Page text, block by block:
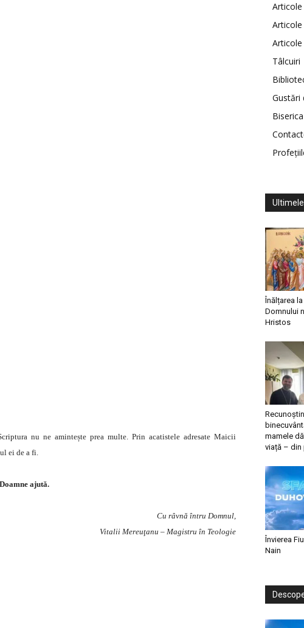
nu ne amintește prea multe. Prin acatistele adresate Maicii
ei de a fi.
Doamne ajută.
Cu râvnă întru Domnul,
Vitalii Mereuţanu – Magistru în Teologie
Tâlcuiri
Gustări
Înălțarea la
Domnului
Hristos
mamele
viață – din
Învierea
Nain